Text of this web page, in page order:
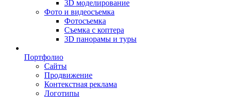
3D моделирование
Фото и видеосъемка
Фотосъемка
Съемка с коптера
3D панорамы и туры
Портфолио
Сайты
Продвижение
Контекстная реклама
Логотипы